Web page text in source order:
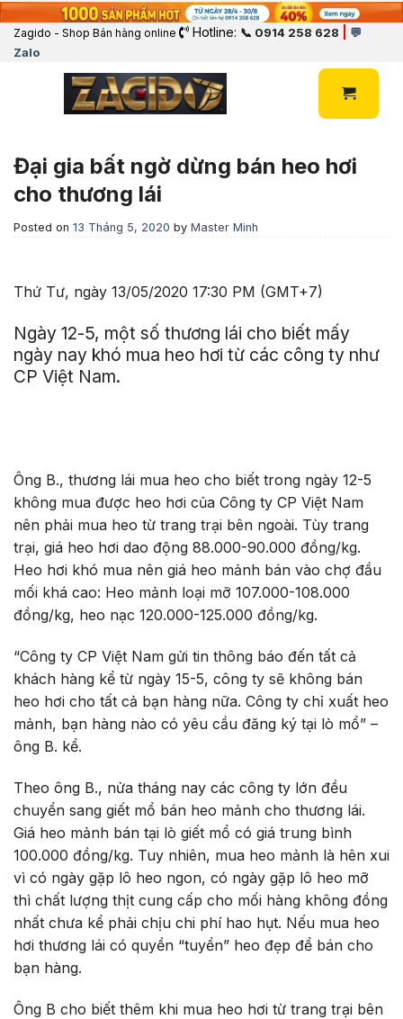
Zagido - Shop Bán hàng online Hotline: 📞 0914 258 628
💬
Zalo
Đại gia bất ngờ dừng bán heo hơi
cho thương lái
Posted on 13 Tháng 5, 2020 by Master Minh
Thứ Tư, ngày 13/05/2020 17:30 PM (GMT+7)
Ngày 12-5, một số thương lái cho biết mấy
ngày nay khó mua heo hơi từ các công ty như
CP Việt Nam.
Ông B., thương lái mua heo cho biết trong ngày 12-5
không mua được heo hơi của Công ty CP Việt Nam
nên phải mua heo từ trang trại bên ngoài. Tùy trang
trại, giá heo hơi dao động 88.000-90.000 đồng/kg.
Heo hơi khó mua nên giá heo mảnh bán vào chợ đầu
mối khá cao: Heo mảnh loại mỡ 107.000-108.000
đồng/kg, heo nạc 120.000-125.000 đồng/kg.
“Công ty CP Việt Nam gửi tin thông báo đến tất cả
khách hàng kể từ ngày 15-5, công ty sẽ không bán
heo hơi cho tất cả bạn hàng nữa. Công ty chỉ xuất heo
mảnh, bạn hàng nào có yêu cầu đăng ký tại lò mổ” –
ông B. kể.
Theo ông B., nửa tháng nay các công ty lớn đều
chuyển sang giết mổ bán heo mảnh cho thương lái.
Giá heo mảnh bán tại lò giết mổ có giá trung bình
100.000 đồng/kg. Tuy nhiên, mua heo mảnh là hên xui
vì có ngày gặp lô heo ngon, có ngày gặp lô heo mỡ
thì chất lượng thịt cung cấp cho mối hàng không đồng
nhất chưa kể phải chịu chi phí hao hụt. Nếu mua heo
hơi thương lái có quyền “tuyển” heo đẹp để bán cho
bạn hàng.
Ông B cho biết thêm khi mua heo hơi từ trang trại bên